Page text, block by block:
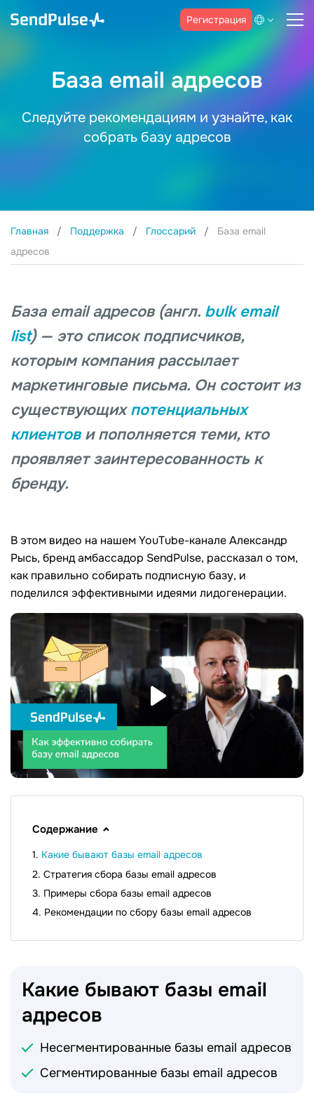
Регистрация
База email адресов
Следуйте рекомендациям и узнайте, как
собрать базу адресов
Главная Поддержка Глоссарий
База email
адресов
База email адресов (англ. bulk email
list) — это список подписчиков,
которым компания рассылает
маркетинговые письма. Он состоит из
существующихпотенциальных
клиентови пополняется теми, кто
проявляет заинтересованность к
бренду.
В этом видео на нашем YouTube-канале Александр
Рысь, бренд амбассадор SendPulse, рассказал о том,
как правильно собирать подписную базу, и
поделился эффективными идеями лидогенерации.
Содержание
Какие бывают базы email адресов
Стратегия сбора базы email адресов
Примеры сбора базы email адресов
Рекомендации по сбору базы email адресов
Какие бывают базы email
адресов
Несегментированные базы email адресов
Сегментированные базы email адресов